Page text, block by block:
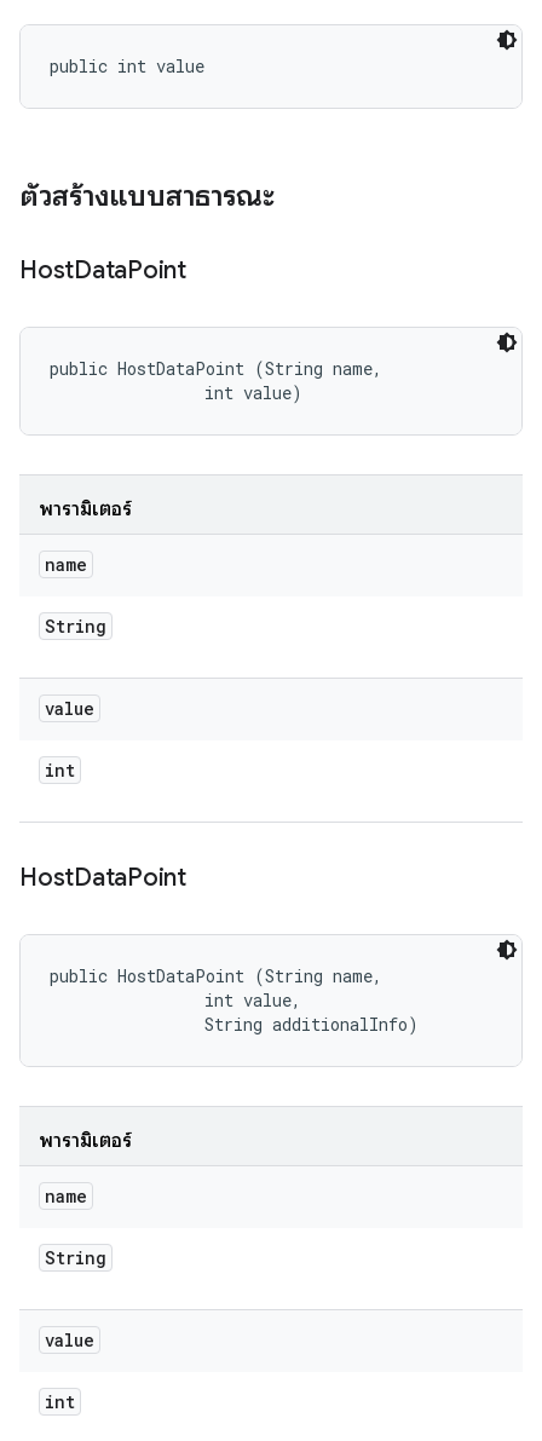
public int value
ตัวสร้างแบบสาธารณะ
HostDataPoint
public HostDataPoint (String name,
                int value)
พารามิเตอร์
name
String
value
int
HostDataPoint
public HostDataPoint (String name,
                int value,
                String additionalInfo)
พารามิเตอร์
name
String
value
int